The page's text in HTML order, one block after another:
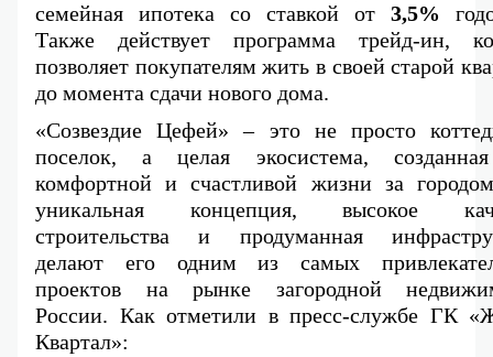
семейная ипотека со ставкой от 3,5%
Также действует программа трейд-ин,
позволяет покупателям жить в своей старой
до момента сдачи нового дома.
«Созвездие Цефей» – это не просто
поселок, а целая экосистема,
комфортной и счастливой жизни за
уникальная концепция, высокое
строительства и продуманная
делают его одним из самых
проектов на рынке загородной
России. Как отметили в пресс-службе ГК
Квартал»: